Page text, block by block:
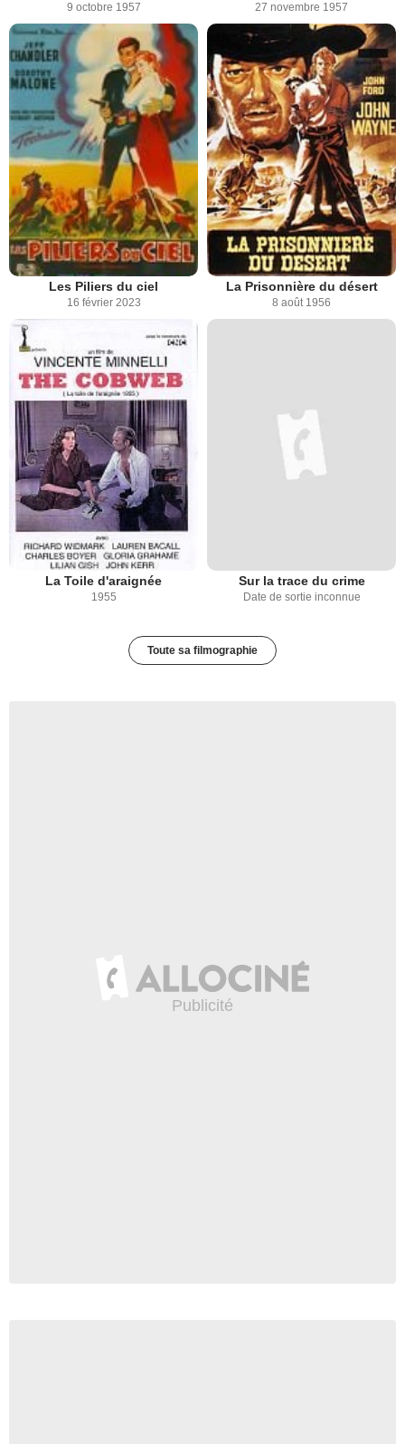
9 octobre 1957 27 novembre 1957
Les Piliers du ciel
16 février 2023
La Prisonnière du désert
8 août 1956
La Toile d'araignée
1955
Sur la trace du crime
Date de sortie inconnue
Toute sa filmographie